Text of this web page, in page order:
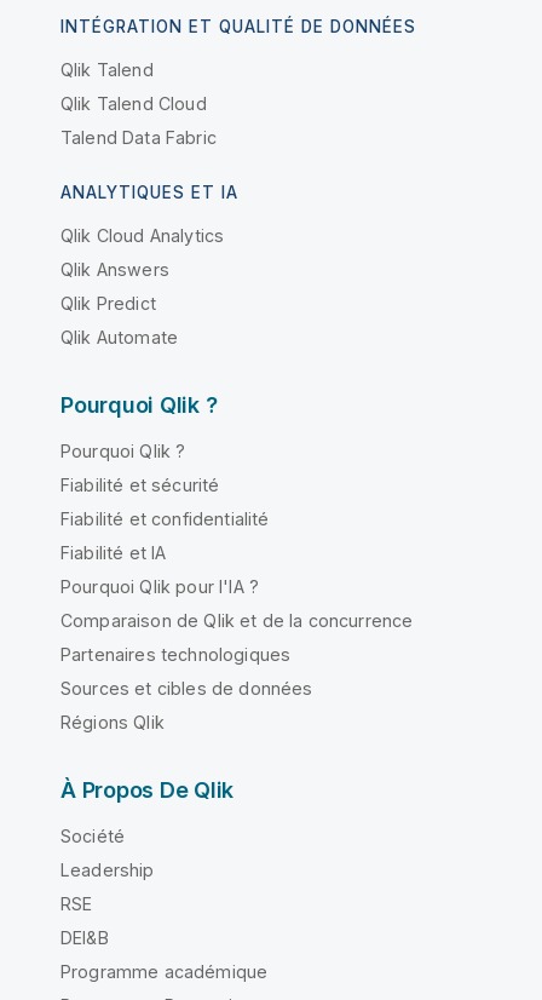
INTÉGRATION ET QUALITÉ DE DONNÉES
Qlik Talend
Qlik Talend Cloud
Talend Data Fabric
ANALYTIQUES ET IA
Qlik Cloud Analytics
Qlik Answers
Qlik Predict
Qlik Automate
Pourquoi Qlik ?
Pourquoi Qlik ?
Fiabilité et sécurité
Fiabilité et confidentialité
Fiabilité et IA
Pourquoi Qlik pour l'IA ?
Comparaison de Qlik et de la concurrence
Partenaires technologiques
Sources et cibles de données
Régions Qlik
À Propos De Qlik
Société
Leadership
RSE
DEI&B
Programme académique